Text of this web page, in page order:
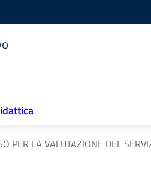
PER LA VALUTAZIONE DEL